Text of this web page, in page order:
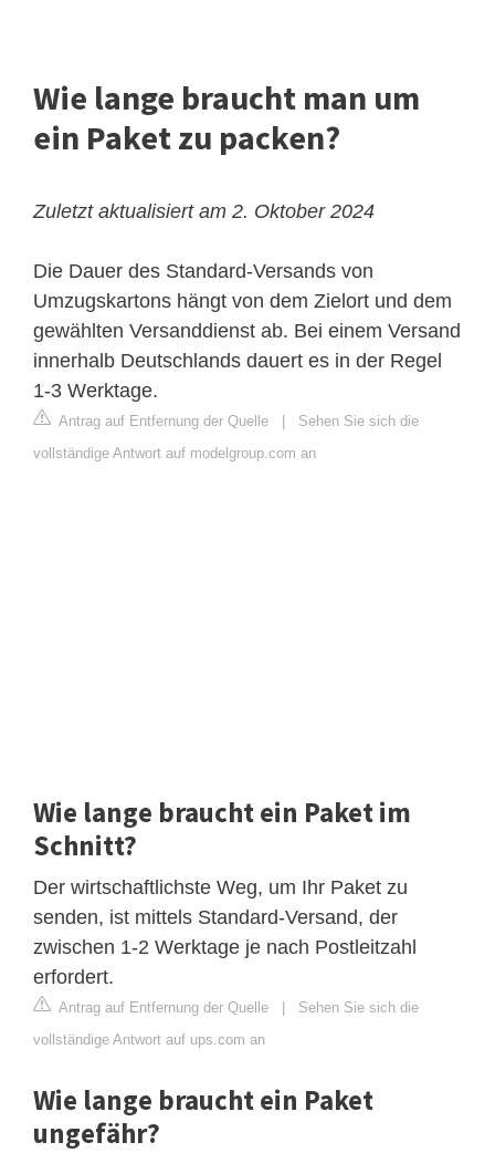
Wie lange braucht man um
ein Paket zu packen?
Zuletzt aktualisiert am 2. Oktober 2024
Die Dauer des Standard-Versands von
Umzugskartons hängt von dem Zielort und dem
gewählten Versanddienst ab. Bei einem Versand
innerhalb Deutschlands dauert es in der Regel
1-3 Werktage.
Antrag auf Entfernung der Quelle
Sehen Sie sich die
vollständige Antwort auf modelgroup.com an
Wie lange braucht ein Paket im
Schnitt?
Der wirtschaftlichste Weg, um Ihr Paket zu
senden, ist mittels Standard-Versand, der
zwischen 1-2 Werktage je nach Postleitzahl
erfordert.
Antrag auf Entfernung der Quelle
Sehen Sie sich die
vollständige Antwort auf ups.com an
Wie lange braucht ein Paket
ungefähr?